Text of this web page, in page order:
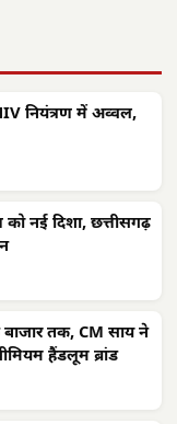
नियंत्रण में अव्वल,
नई दिशा, छत्तीसगढ़
तक, CM साय ने
हैंडलूम ब्रांड